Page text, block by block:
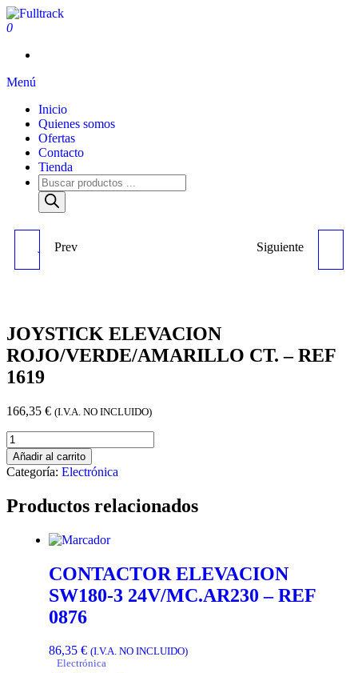
0
Menú
Inicio
Quienes somos
Ofertas
Contacto
Tienda
JOYSTICK INCLINACION
Prev JOYSTICK ELECTRICO
(HY.YL.) - REF 0253
Siguiente
JOYSTICK ELEVACION
ROJO/VERDE/AMARILLO CT. – REF
1619
166,35 € (I.V.A. NO INCLUIDO)
Añadir al carrito
Categoría: Electrónica
Productos relacionados
CONTACTOR ELEVACION
SW180-3 24V/MC.AR230 – REF
0876
86,35 € (I.V.A. NO INCLUIDO)
Electrónica